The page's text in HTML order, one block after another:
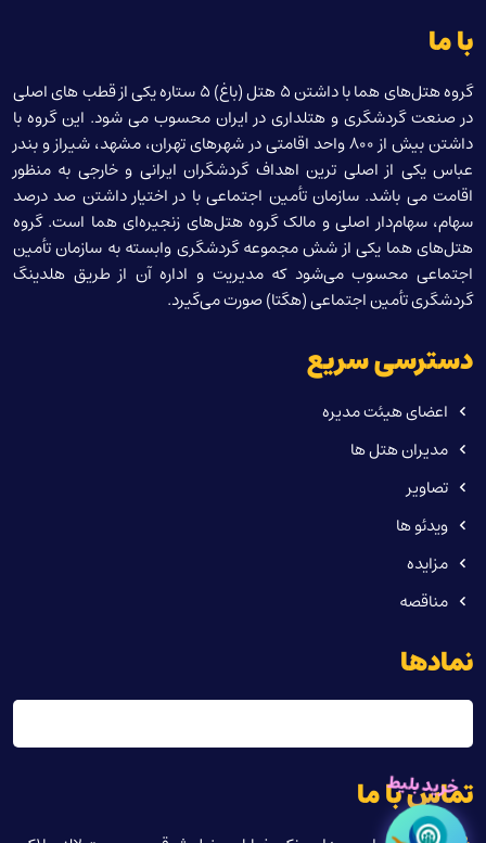
با ما
گروه هتل‌های هما با داشتن 5 هتل (باغ) 5 ستاره یکی از قطب های اصلی
در صنعت گردشگری و هتلداری در ایران محسوب می شود. این گروه با
داشتن بیش از 800 واحد اقامتی در شهرهای تهران، مشهد، شیراز و بندر
عباس یکی از اصلی ترین اهداف گردشگران ایرانی و خارجی به منظور
اقامت می باشد. سازمان تأمین اجتماعی با در اختیار داشتن صد درصد
سهام، سهام‌دار اصلی و مالک گروه هتل‌های زنجیره‌ای هما است. گروه
هتل‌های هما یکی از شش مجموعه گردشگری وابسته به سازمان تأمین
اجتماعی محسوب می‌شود که مدیریت و اداره آن از طریق هلدینگ
گردشگری تأمین اجتماعی (هگتا) صورت می‌گیرد.
دسترسی سریع
اعضای هیئت مدیره
مدیران هتل ها
تصاویر
ویدئو ها
مزایده
مناقصه
نمادها
تماس با ما
خرید بلیط